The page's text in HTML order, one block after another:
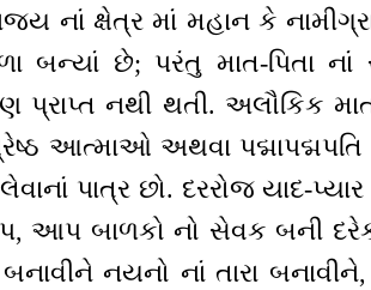
નાં ક્ષેત્ર માં મહાન કે
બન્યાં છે; પરંતુ માત-પિતા નાં
નથી થતી. અલૌકિક
આત્માઓ અથવા
પાત્ર છો. દરરોજ યાદ-
આપ બાળકો નો સેવક બની
નયનો નાં તારા